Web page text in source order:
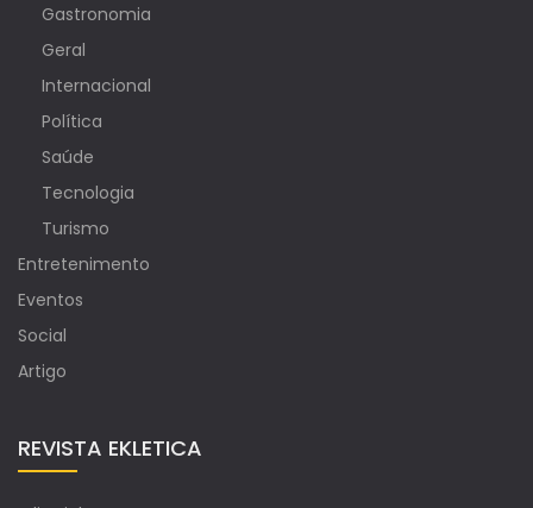
Gastronomia
Geral
Internacional
Política
Saúde
Tecnologia
Turismo
Entretenimento
Eventos
Social
Artigo
REVISTA EKLETICA